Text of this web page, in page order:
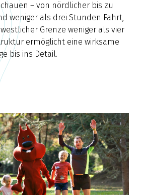
– von nördlicher bis zu
weniger als drei Stunden Fahrt,
Grenze weniger als vier
ermöglicht eine wirksame
bis ins Detail.